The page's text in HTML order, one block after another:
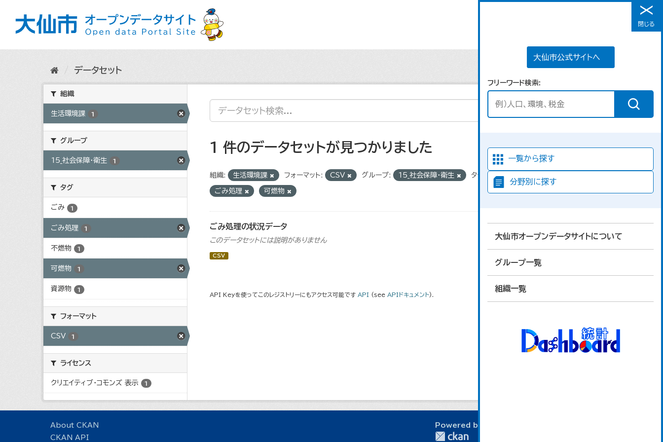
メニュー
大仙市公式サイトへ
フリーワード検索
一覧から探す
分野別に探す
大仙市オープンデータサイトについて
グループ一覧
組織一覧
閉じる
データセット
組織
生活環境課 1
グループ
15_社会保障・衛生 1
タグ
ごみ 1
ごみ処理 1
不燃物 1
可燃物 1
資源物 1
フォーマット
CSV 1
ライセンス
クリエイティブ・コモンズ 表示 1
1 件のデータセットが見つかりました
組織: 生活環境課 フォーマット: CSV グループ: 15_社会保障・衛生 タグ:
ごみ処理 可燃物
ごみ処理の状況データ
このデータセットには説明がありません
CSV
API Keyを使ってこのレジストリーにもアクセス可能です API (see APIドキュメント).
About CKAN
CKAN API
Powered by